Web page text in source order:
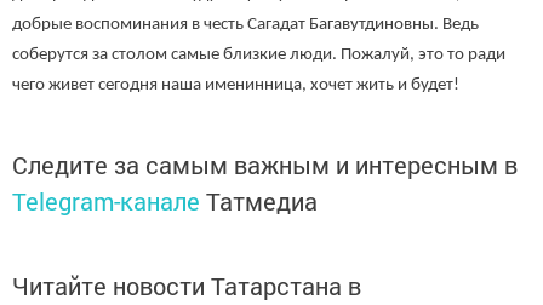
добрые воспоминания в честь Сагадат Багавутдиновны. Ведь
соберутся за столом самые близкие люди. Пожалуй, это то ради
чего живет сегодня наша именинница, хочет жить и будет!
Следите за самым важным и интересным в
Telegram-канале Татмедиа
Читайте новости Татарстана в